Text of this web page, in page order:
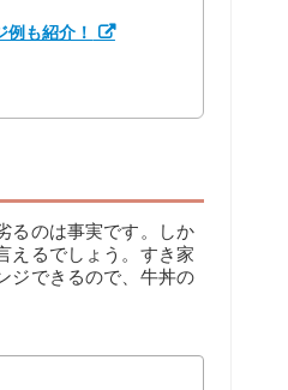
も紹介！
るのは事実です。しか
えるでしょう。すき家
ジできるので、牛丼の